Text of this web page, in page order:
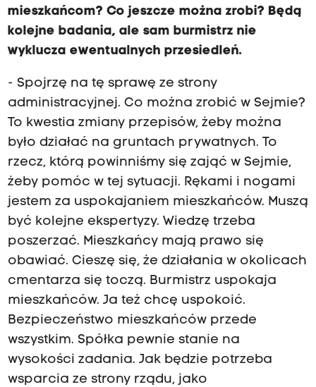
mieszkańcom? Co jeszcze można zrobi? Będą
kolejne badania, ale sam burmistrz nie
wyklucza ewentualnych przesiedleń.
- Spojrzę na tę sprawę ze strony
administracyjnej. Co można zrobić w Sejmie?
To kwestia zmiany przepisów, żeby można
było działać na gruntach prywatnych. To
rzecz, którą powinniśmy się zająć w Sejmie,
żeby pomóc w tej sytuacji. Rękami i nogami
jestem za uspokajaniem mieszkańców. Muszą
być kolejne ekspertyzy. Wiedzę trzeba
poszerzać. Mieszkańcy mają prawo się
obawiać. Cieszę się, że działania w okolicach
cmentarza się toczą. Burmistrz uspokaja
mieszkańców. Ja też chcę uspokoić.
Bezpieczeństwo mieszkańców przede
wszystkim. Spółka pewnie stanie na
wysokości zadania. Jak będzie potrzeba
wsparcia ze strony rządu, jako